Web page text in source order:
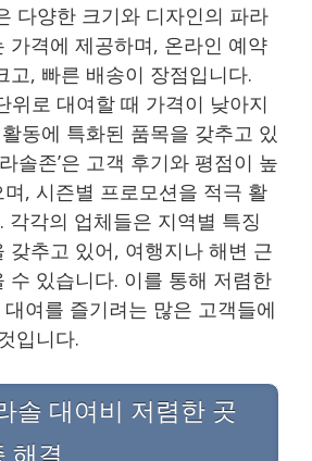
다양한 크기와 디자인의 파라
가격에 제공하며, 온라인 예약
고, 빠른 배송이 장점입니다.
위로 대여할 때 가격이 낮아지
동에 특화된 품목을 갖추고 있
솔존’은 고객 후기와 평점이 높
, 시즌별 프로모션을 적극 활
각각의 업체들은 지역별 특징
갖추고 있어, 여행지나 해변 근
수 있습니다. 이를 통해 저렴한
여를 즐기려는 많은 고객들에
입니다.
솔 대여비 저렴한 곳
해결